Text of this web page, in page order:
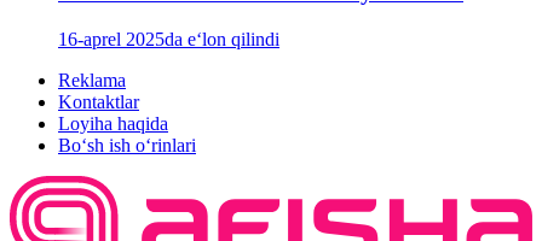
16-aprel 2025da e‘lon qilindi
Reklama
Kontaktlar
Loyiha haqida
Bo‘sh ish o‘rinlari